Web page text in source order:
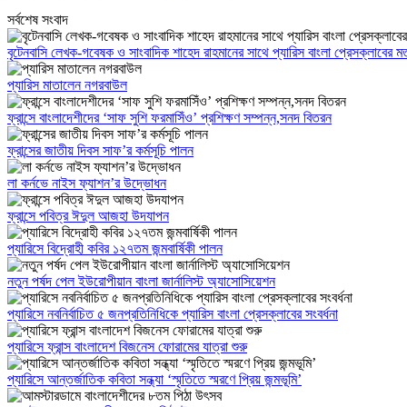
সর্বশেষ সংবাদ
বৃটেনবাসি লেখক-গবেষক ও সাংবাদিক শাহেদ রাহমানের সাথে প্যারিস বাংলা প্রেসক্লাবের
প্যারিস মাতালেন নগরবাউল
ফ্রান্সে বাংলাদেশীদের ‘সাফ সুশি ফরমাসিঁও’ প্রশিক্ষণ সম্পন্ন,সনদ বিতরন
ফ্রান্সের জাতীয় দিবস সাফ’র কর্মসূচি পালন
লা কর্নভে নাইস ফ্যাশন’র উদ্ভোধন
ফ্রান্সে পবিত্র ঈদুল আজহা উদযাপন
প্যারিসে বিদ্রোহী কবির ১২৭তম জন্মবার্ষিকী পালন
নতুন পর্ষদ পেল ইউরোপীয়ান বাংলা জার্নালিস্ট অ্যাসোসিয়েশন
প্যারিসে নবনির্বাচিত ৫ জনপ্রতিনিধিকে প্যারিস বাংলা প্রেসক্লাবের সংবর্ধনা
প্যারিসে ফ্রান্স বাংলাদেশ বিজনেস ফোরামের যাত্রা শুরু
প্যারিসে আন্তর্জাতিক কবিতা সন্ধ্যা ‘স্মৃতিতে স্মরণে প্রিয় জন্মভূমি’